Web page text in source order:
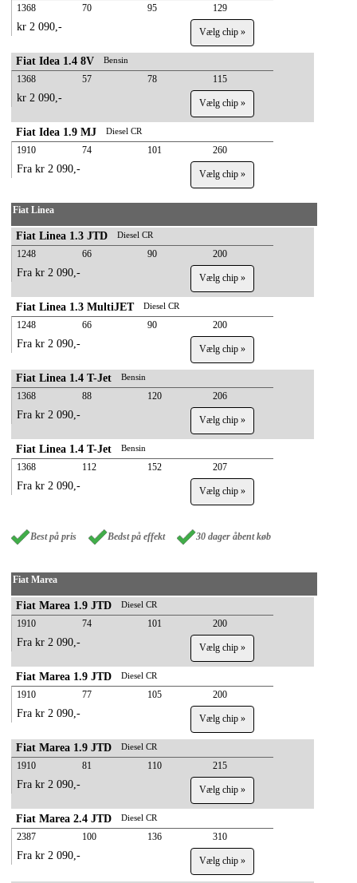
1368 70 95 129
kr 2 090,- Vælg chip »
Fiat Idea 1.4 8V Bensin
1368 57 78 115
kr 2 090,- Vælg chip »
Fiat Idea 1.9 MJ Diesel CR
1910 74 101 260
Fra kr 2 090,- Vælg chip »
Fiat Linea
Fiat Linea 1.3 JTD Diesel CR
1248 66 90 200
Fra kr 2 090,- Vælg chip »
Fiat Linea 1.3 MultiJET Diesel CR
1248 66 90 200
Fra kr 2 090,- Vælg chip »
Fiat Linea 1.4 T-Jet Bensin
1368 88 120 206
Fra kr 2 090,- Vælg chip »
Fiat Linea 1.4 T-Jet Bensin
1368 112 152 207
Fra kr 2 090,- Vælg chip »
Best på pris Bedst på effekt 30 dager åbent køb
Fiat Marea
Fiat Marea 1.9 JTD Diesel CR
1910 74 101 200
Fra kr 2 090,- Vælg chip »
Fiat Marea 1.9 JTD Diesel CR
1910 77 105 200
Fra kr 2 090,- Vælg chip »
Fiat Marea 1.9 JTD Diesel CR
1910 81 110 215
Fra kr 2 090,- Vælg chip »
Fiat Marea 2.4 JTD Diesel CR
2387 100 136 310
Fra kr 2 090,- Vælg chip »